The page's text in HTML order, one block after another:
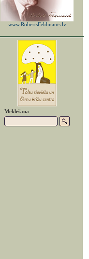
www.RobertsFeldmanis.lv
Meklēšana